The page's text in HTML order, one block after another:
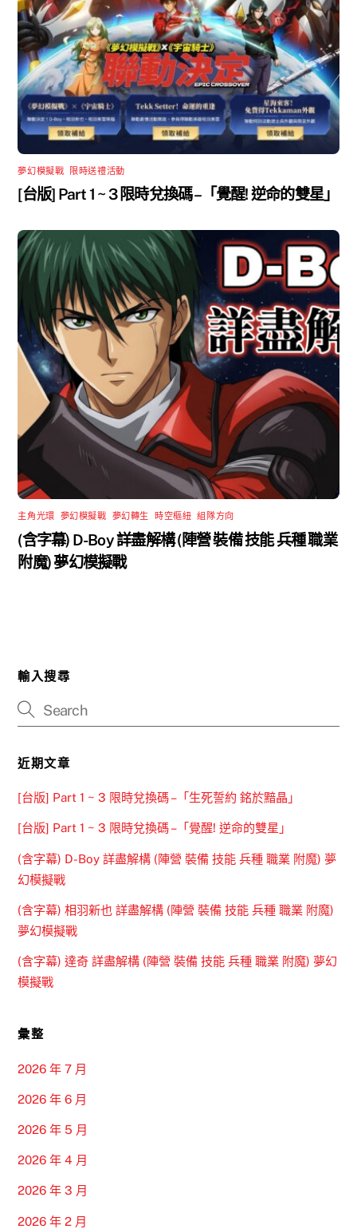
夢幻模擬戰 限時送禮活動
[台版] Part 1 ~ 3 限時兌換碼 –「覺醒! 逆命的雙星」
主角光環 夢幻模擬戰 夢幻轉生 時空樞紐 ,組隊方向
(含字幕) D-Boy 詳盡解構 (陣營 裝備 技能 兵種 職業
附魔) 夢幻模擬戰
輸入搜尋
近期文章
[台版] Part 1 ~ 3 限時兌換碼 –「生死誓約 銘於黯晶」
[台版] Part 1 ~ 3 限時兌換碼 –「覺醒! 逆命的雙星」
(含字幕) D-Boy 詳盡解構 (陣營 裝備 技能 兵種 職業 附魔) 夢
幻模擬戰
(含字幕) 相羽新也 詳盡解構 (陣營 裝備 技能 兵種 職業 附魔)
夢幻模擬戰
(含字幕) 達奇 詳盡解構 (陣營 裝備 技能 兵種 職業 附魔) 夢幻
模擬戰
彙整
2026 年 7 月
2026 年 6 月
2026 年 5 月
2026 年 4 月
2026 年 3 月
2026 年 2 月